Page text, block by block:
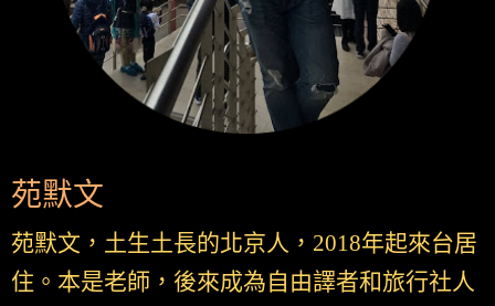
苑默文
苑默文，土生土長的北京人，2018年起來台居
住。本是老師，後來成為自由譯者和旅行社人